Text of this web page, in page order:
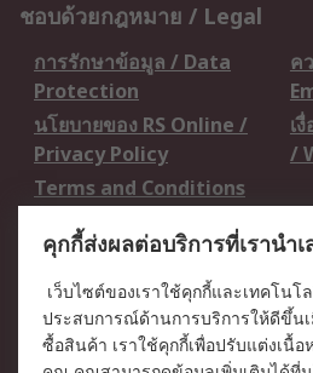
ชอบด้วยกฎหมาย / Legal
การรักษาข้อมูล / Data
Protection
ค
นโยบายของ RS Online /
Privacy Policy
เ
/
Terms and Conditions
เกี่ยวกับ RS / About RS
RS ทั่วโลก / RS
Worldwide
ข่
คุกกี้ส่งผลต่อบริการที่เรานำ
เว็บไซต์ของเราใช้คุกกี้และเทคโนโ
ประสบการณ์ด้านการบริการให้ดีขึ้น
ซื้อสินค้า เราใช้คุกกี้เพื่อปรับแต่งเนื้